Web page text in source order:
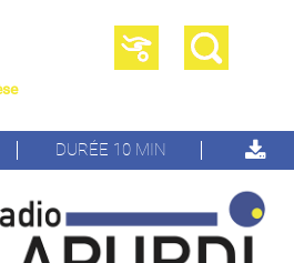
DURÉE 10 MIN